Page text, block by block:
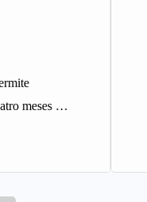
meses A